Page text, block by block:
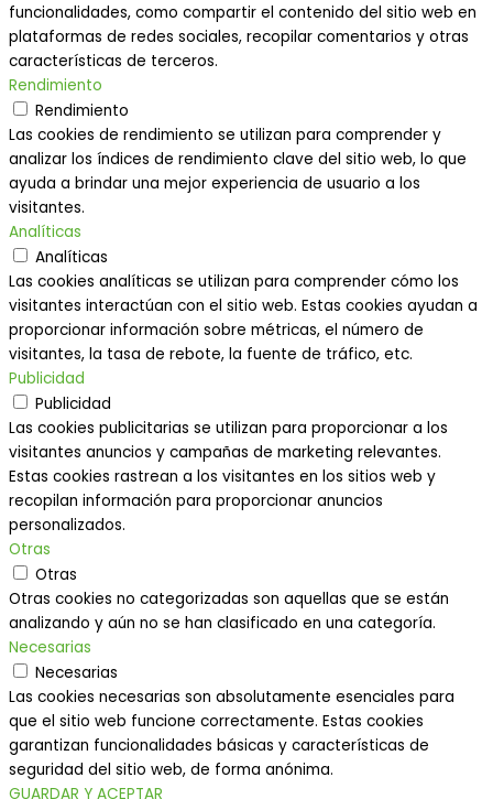
funcionalidades, como compartir el contenido del sitio web en
plataformas de redes sociales, recopilar comentarios y otras
características de terceros.
Rendimiento
Rendimiento
Las cookies de rendimiento se utilizan para comprender y
analizar los índices de rendimiento clave del sitio web, lo que
ayuda a brindar una mejor experiencia de usuario a los
visitantes.
Analíticas
Analíticas
Las cookies analíticas se utilizan para comprender cómo los
visitantes interactúan con el sitio web. Estas cookies ayudan a
proporcionar información sobre métricas, el número de
visitantes, la tasa de rebote, la fuente de tráfico, etc.
Publicidad
Publicidad
Las cookies publicitarias se utilizan para proporcionar a los
visitantes anuncios y campañas de marketing relevantes.
Estas cookies rastrean a los visitantes en los sitios web y
recopilan información para proporcionar anuncios
personalizados.
Otras
Otras
Otras cookies no categorizadas son aquellas que se están
analizando y aún no se han clasificado en una categoría.
Necesarias
Necesarias
Las cookies necesarias son absolutamente esenciales para
que el sitio web funcione correctamente. Estas cookies
garantizan funcionalidades básicas y características de
seguridad del sitio web, de forma anónima.
GUARDAR Y ACEPTAR